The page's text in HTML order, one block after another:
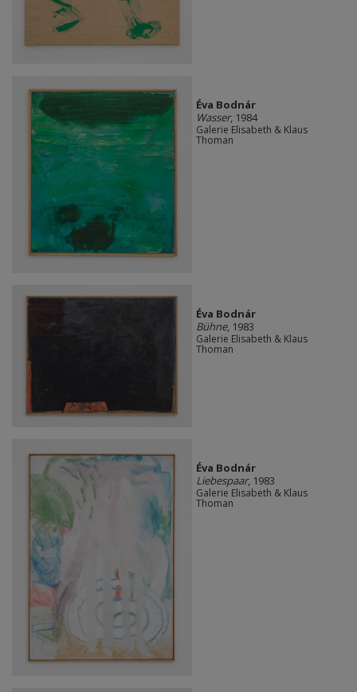
Éva Bodnár
Wasser, 1984
Galerie Elisabeth & Klaus
Thoman
Éva Bodnár
Bühne, 1983
Galerie Elisabeth & Klaus
Thoman
Éva Bodnár
Liebespaar, 1983
Galerie Elisabeth & Klaus
Thoman